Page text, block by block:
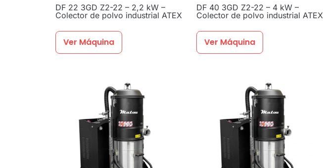
DF 22 3GD Z2-22 – 2,2 kW –
Colector de polvo industrial ATEX
Ver Máquina
DF 40 3GD Z2-22 – 4 kW –
Colector de polvo industrial ATEX
Ver Máquina